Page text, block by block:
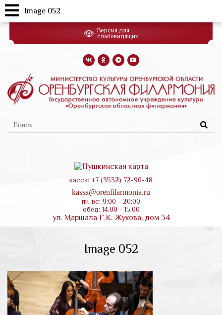
Перейти
основному
Форма
поиска
касса: +7 (3532) 72-90-48
kassa@orenfilarmonia.ru
пн-вс: 9:00 - 20:00
обед: 14.00 - 15.00
ул. Маршала Г.К. Жукова, дом 34
Версия для
слабовидящих
Image 052
Image 052